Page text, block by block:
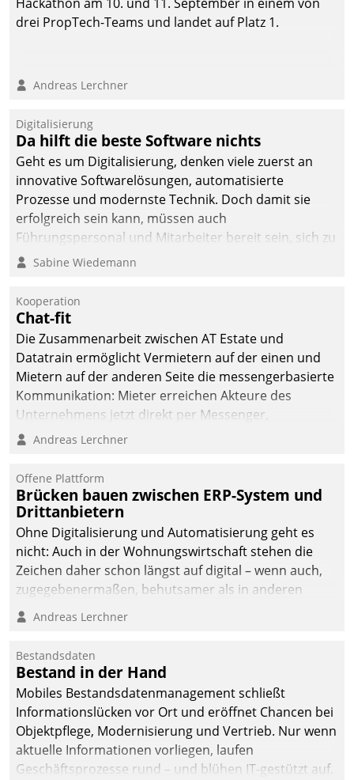
drei PropTech-Teams und landet auf Platz 1.
Andreas Lerchner
Digitalisierung
Da hilft die beste Software nichts
Geht es um Digitalisierung, denken viele zuerst an
innovative Softwarelösungen, automatisierte
Prozesse und modernste Technik. Doch damit sie
erfolgreich sein kann, müssen auch
Führungspersonal und Mitarbeiter bereit sein, sich zu
verändern und anzupassen, sonst werden sie an ihr
Sabine Wiedemann
Kooperation
Chat-fit
Die Zusammenarbeit zwischen AT Estate und
Datatrain ermöglicht Vermietern auf der einen und
Mietern auf der anderen Seite die messengerbasierte
Kommunikation: Mieter erreichen Akteure des
Unternehmens jetzt direkt per Messenger,
Mitarbeiter oder Dienstleister empfangen oder
Andreas Lerchner
Offene Plattform
Brücken bauen zwischen ERP-System und
Drittanbietern
Ohne Digitalisierung und Automatisierung geht es
nicht: Auch in der Wohnungswirtschaft stehen die
Zeichen daher schon längst auf digital – wenn auch,
zugegebenermaßen, behutsamer als in anderen
Branchen.
Andreas Lerchner
Bestandsdaten
Bestand in der Hand
Mobiles Bestandsdatenmanagement schließt
Informationslücken vor Ort und eröffnet Chancen bei
Objektpflege, Modernisierung und Vertrieb. Nur wenn
aktuelle Informationen vorliegen, laufen
Geschäftsprozesse rund – und blühen IT-gestützt auf.